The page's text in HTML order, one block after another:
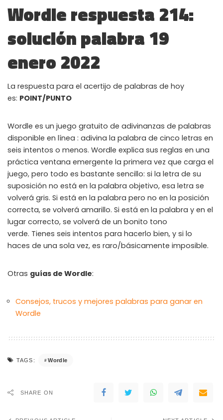
WHY JOIN THE CHANNEL?
ALL PERKS — ZERO NOISE • 100% FREE
▲COLLAPSE
💎 100% FREE to join
⚡Tricks BEFORE website
🎁Limited-time game codes
Wordle respuesta 214:
solución palabra 19
enero 2022
La respuesta para el acertijo de palabras de hoy
es: POINT/PUNTO
Wordle es un juego gratuito de adivinanzas de palabras
disponible en línea : adivina la palabra de cinco letras en
seis intentos o menos. Wordle explica sus reglas en una
práctica ventana emergente la primera vez que carga el
juego, pero todo es bastante sencillo: si la letra de su
suposición no está en la palabra objetivo, esa letra se
volverá gris. Si está en la palabra pero no en la posición
correcta, se volverá amarillo. Si está en la palabra y en el
lugar correcto, se volverá de un bonito tono
verde. Tienes seis intentos para hacerlo bien, y si lo
haces de una sola vez, es raro/básicamente imposible.
Otras guías de Wordle:
Consejos, trucos y mejores palabras para ganar en
Wordle
TAGS: Wordle
SHARE ON